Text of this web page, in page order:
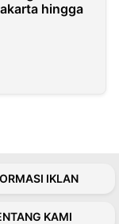
hingga
IKLAN
KAMI